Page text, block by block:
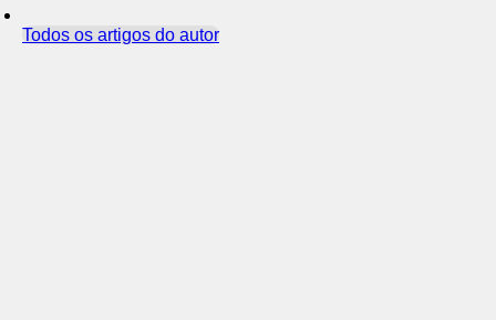
Todos os artigos do autor